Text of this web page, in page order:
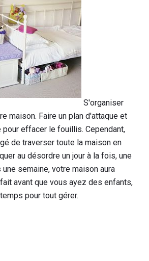
S'organiser
maison. Faire un plan d'attaque et
effacer le fouillis. Cependant,
de traverser toute la maison en
au désordre un jour à la fois, une
semaine, votre maison aura
avant que vous ayez des enfants,
pour tout gérer.